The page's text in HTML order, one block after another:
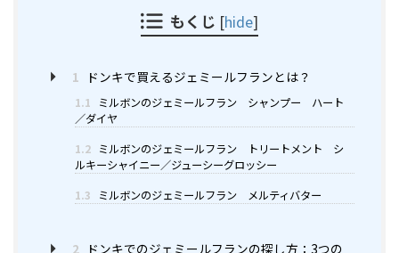
もくじ [hide]
1 ドンキで買えるジェミールフランとは？
1.1
ミルボンのジェミールフラン シャンプー ハート
／ダイヤ
1.2 ミルボンのジェミールフラン トリートメント シ
ルキーシャイニー／ジューシーグロッシー
1.3
ミルボンのジェミールフラン メルティバター
2
ドンキでのジェミールフランの探し方：3つの